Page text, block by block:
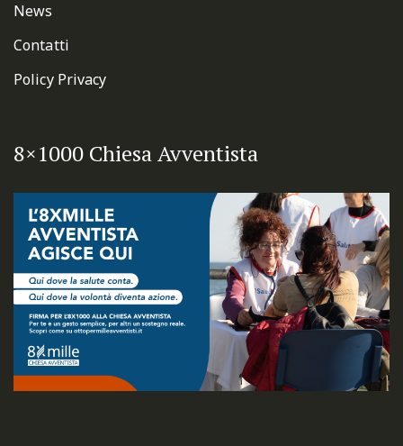
News
Contatti
Policy Privacy
8×1000 Chiesa Avventista